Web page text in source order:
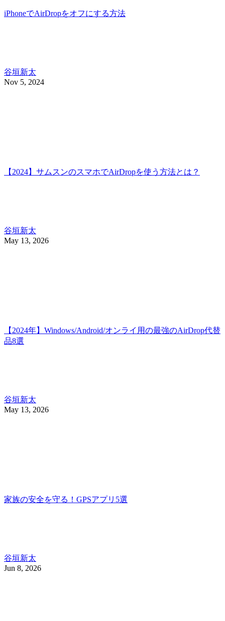
iPhoneでAirDropをオフにする方法
谷垣新太
Nov 5, 2024
【2024】サムスンのスマホでAirDropを使う方法とは？
谷垣新太
May 13, 2026
【2024年】Windows/Android/オンライ用の最強のAirDrop代替
品8選
谷垣新太
May 13, 2026
家族の安全を守る！GPSアプリ5選
谷垣新太
Jun 8, 2026